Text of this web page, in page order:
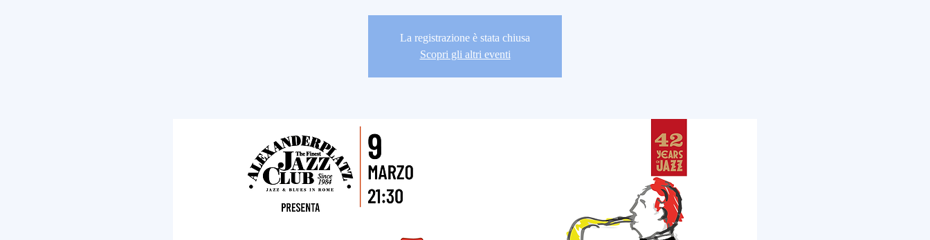
La registrazione è stata chiusa
Scopri gli altri eventi